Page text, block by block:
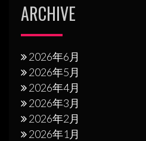
ARCHIVE
2026年6月
2026年5月
2026年4月
2026年3月
2026年2月
2026年1月